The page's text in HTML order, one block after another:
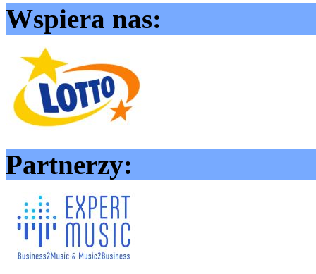
Wspiera nas:
Partnerzy: